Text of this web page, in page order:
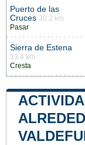
Puerto de las
Cruces 30.2 km
Pasar
Sierra de Estena
33.4 km
Cresta